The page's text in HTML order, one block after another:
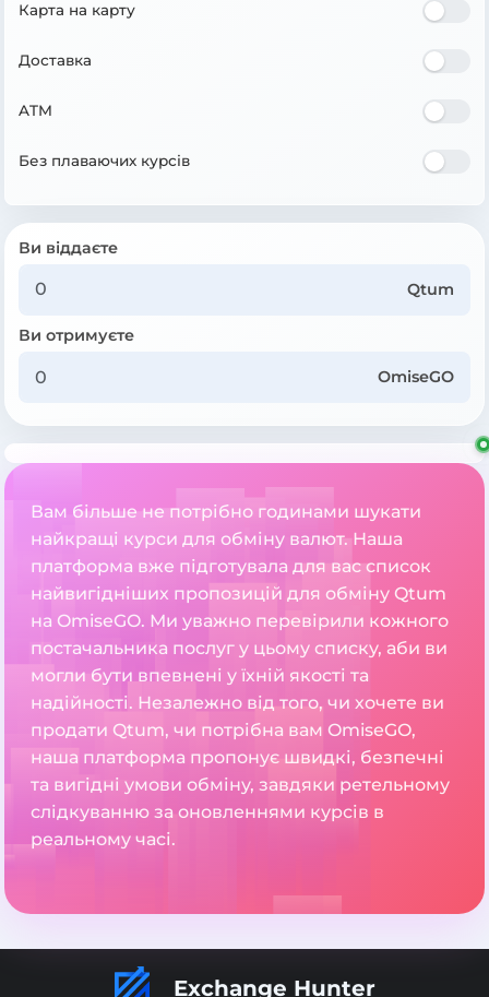
Карта на карту
Доставка
ATM
Без плаваючих курсів
Ви віддаєте
Qtum
Ви отримуєте
OmiseGO
Вам більше не потрібно годинами шукати
найкращі курси для обміну валют. Наша
платформа вже підготувала для вас список
найвигідніших пропозицій для обміну Qtum
на OmiseGO. Ми уважно перевірили кожного
постачальника послуг у цьому списку, аби ви
могли бути впевнені у їхній якості та
надійності. Незалежно від того, чи хочете ви
продати Qtum, чи потрібна вам OmiseGO,
наша платформа пропонує швидкі, безпечні
та вигідні умови обміну, завдяки ретельному
слідкуванню за оновленнями курсів в
реальному часі.
Exchange Hunter